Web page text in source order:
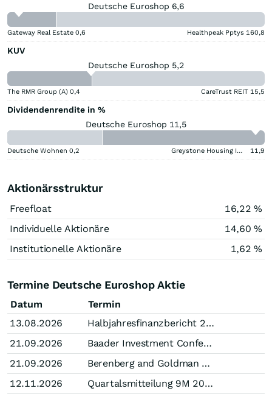
Deutsche Euroshop 6,6
Gateway Real Estate 0,6 Healthpeak Pptys 160,8
KUV
Deutsche Euroshop 5,2
The RMR Group (A) 0,4 CareTrust REIT 15,5
Dividendenrendite in %
Deutsche Euroshop 11,5
Deutsche Wohnen 0,2 Greystone Housing Impact Investors LP Benef Unit Cert 11,9
Aktionärsstruktur
Freefloat
16,22 %
Individuelle Aktionäre
14,60 %
Institutionelle Aktionäre
1,62 %
Termine Deutsche Euroshop Aktie
Datum
Termin
13.08.2026
Halbjahresfinanzbericht 2026
21.09.2026
Baader Investment Conference, München
21.09.2026
Berenberg and Goldman Sachs German Corporate Conference, München
12.11.2026
Quartalsmitteilung 9M 2026